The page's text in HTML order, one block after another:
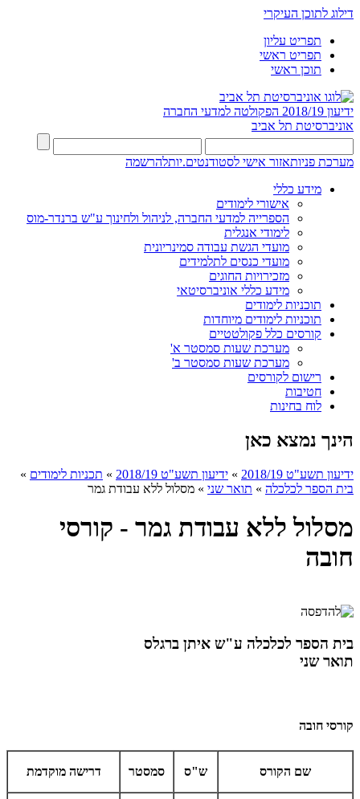
דילוג לתוכן העיקרי
תפריט עליון
תפריט ראשי
תוכן ראשי
ידיעון 2018/19
הפקולטה למדעי החברה
אוניברסיטת תל אביב
מערכת פניותאזור אישי לסטודנטים.יותלהרשמה
מידע כללי
אישורי לימודים
הספרייה למדעי החברה, לניהול ולחינוך ע"ש ברנדר-מוס
לימודי אנגלית
מועדי הגשת עבודה סמינריונית
מועדי כנסים לתלמידים
מזכירויות החוגים
מידע כללי אוניברסיטאי
תוכניות לימודים
תוכניות לימודים מיוחדות
קורסים כלל פקולטטיים
מערכת שעות סמסטר א'
מערכת שעות סמסטר ב'
רישום לקורסים
חטיבות
לוח בחינות
הינך נמצא כאן
ידיעון תשע"ט 2018/19 » ידיעון תשע"ט 2018/19 » תכניות לימודים »
בית הספר לכלכלה » תואר שני » מסלול ללא עבודת גמר
מסלול ללא עבודת גמר - קורסי
חובה
בית הספר לכלכלה ע"ש איתן ברגלס
תואר שני
קורסי חובה
שם הקורס ש"ס סמסטר דרישה מוקדמת